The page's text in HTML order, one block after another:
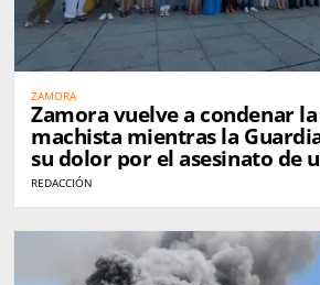
ZAMORA
Zamora vuelve a condenar
machista mientras la
su dolor por el asesinato de
REDACCIÓN